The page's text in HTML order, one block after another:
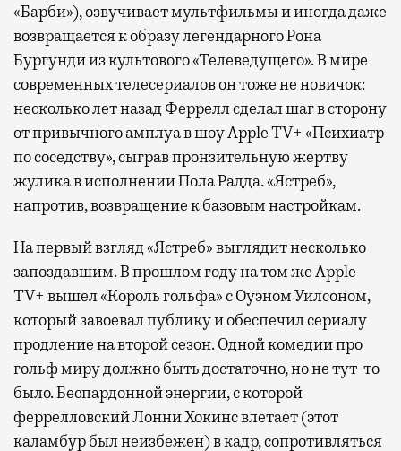
«Барби»), озвучивает мультфильмы и иногда даже
возвращается к образу легендарного Рона
Бургунди из культового «Телеведущего». В мире
современных телесериалов он тоже не новичок:
несколько лет назад Феррелл сделал шаг в сторону
от привычного амплуа в шоу Apple TV+ «Психиатр
по соседству», сыграв пронзительную жертву
жулика в исполнении Пола Радда. «Ястреб»,
напротив, возвращение к базовым настройкам.
На первый взгляд «Ястреб» выглядит несколько
запоздавшим. В прошлом году на том же Apple
TV+ вышел «Король гольфа» с Оуэном Уилсоном,
который завоевал публику и обеспечил сериалу
продление на второй сезон. Одной комедии про
гольф миру должно быть достаточно, но не тут-то
было. Беспардонной энергии, с которой
феррелловский Лонни Хокинс влетает (этот
каламбур был неизбежен) в кадр, сопротивляться